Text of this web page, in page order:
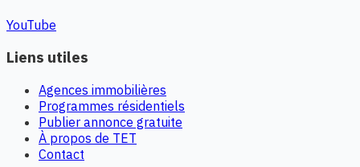
YouTube
Liens utiles
Agences immobilières
Programmes résidentiels
Publier annonce gratuite
À propos de TET
Contact